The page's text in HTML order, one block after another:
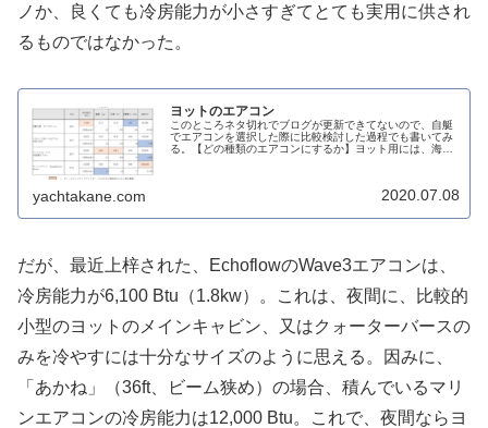
ノか、良くても冷房能力が小さすぎてとても実用に供され
るものではなかった。
ヨットのエアコン
このところネタ切れでブログが更新できてないので、自艇
でエアコンを選択した際に比較検討した過程でも書いてみ
る。【どの種類のエアコンにするか】ヨット用には、海水
yachtakane.com 2020.07.08
だが、最近上梓された、EchoflowのWave3エアコンは、
冷房能力が6,100 Btu（1.8kw）。これは、夜間に、比較的
小型のヨットのメインキャビン、又はクォーターバースの
みを冷やすには十分なサイズのように思える。因みに、
「あかね」（36ft、ビーム狭め）の場合、積んでいるマリ
ンエアコンの冷房能力は12,000 Btu。これで、夜間ならヨ